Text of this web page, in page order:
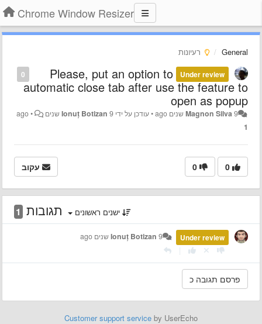
Chrome Window Resizer
General רעיונות
0 Under review
Please, put an option to
automatic close tab after use the feature to
open as popup
Magnon Silva9 שנים ago •עודכן על ידי Ionuț Botizan 9 שנים ago
•
1
0
0 עקוב
תגובות 1 ישנים ראשונים
Under review
Ionuț Botizan 9 שנים ago
Customer support service by UserEcho